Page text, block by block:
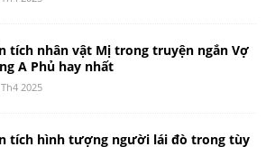
tích nhân vật Mị trong truyện ngắn Vợ
A Phủ hay nhất
2025
tích hình tượng người lái đò trong tùy